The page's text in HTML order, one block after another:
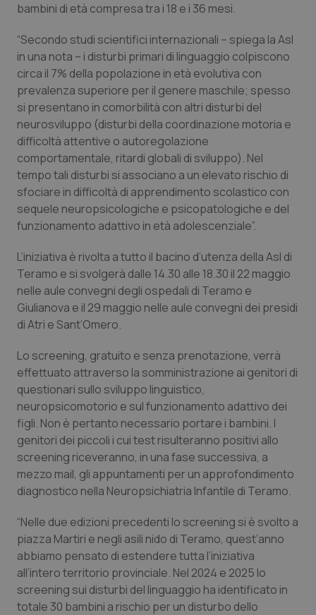
Calabria
Campania
Emilia-Romagna
Friuli Venezia Giulia
Lazio
Liguria
Lombardia
Marche
Molise
Provincia Autonoma di Bolzano
Provincia Autonoma di Trento
Puglia
Sardegna
Sicilia
Toscana
Umbria
Asma & BPCO
Car-T
Colesterolo & coronaropatie
Dermatite Atopica
Diabete & glucometri
Disturbi dell’umore
Dolore
Donna & Salute
Epatiti
Infezioni & Febbre
Ipertensione & Scompenso
Malattie rare
Malattia di Crohn & Rettocolite Ulcerosa
Neuroscienze & patologie neurodegenerative
Obesità
Oftalmologia
bambini di età compresa tra i 18 e i 36 mesi.
“Secondo studi scientifici internazionali – spiega la Asl
in una nota – i disturbi primari di linguaggio colpiscono
circa il 7% della popolazione in età evolutiva con
prevalenza superiore per il genere maschile; spesso
si presentano in comorbilità con altri disturbi del
neurosviluppo (disturbi della coordinazione motoria e
difficoltà attentive o autoregolazione
comportamentale, ritardi globali di sviluppo). Nel
tempo tali disturbi si associano a un elevato rischio di
sfociare in difficoltà di apprendimento scolastico con
sequele neuropsicologiche e psicopatologiche e del
funzionamento adattivo in età adolescenziale”.
L’iniziativa è rivolta a tutto il bacino d’utenza della Asl di
Teramo e si svolgerà dalle 14.30 alle 18.30 il 22 maggio
nelle aule convegni degli ospedali di Teramo e
Giulianova e il 29 maggio nelle aule convegni dei presidi
di Atri e Sant’Omero.
Lo screening, gratuito e senza prenotazione, verrà
effettuato attraverso la somministrazione ai genitori di
questionari sullo sviluppo linguistico,
neuropsicomotorio e sul funzionamento adattivo dei
figli. Non è pertanto necessario portare i bambini. I
genitori dei piccoli i cui test risulteranno positivi allo
screening riceveranno, in una fase successiva, a
mezzo mail, gli appuntamenti per un approfondimento
diagnostico nella Neuropsichiatria Infantile di Teramo.
“Nelle due edizioni precedenti lo screening si è svolto a
piazza Martiri e negli asili nido di Teramo, quest’anno
abbiamo pensato di estendere tutta l’iniziativa
all’intero territorio provinciale. Nel 2024 e 2025 lo
screening sui disturbi del linguaggio ha identificato in
totale 30 bambini a rischio per un disturbo dello